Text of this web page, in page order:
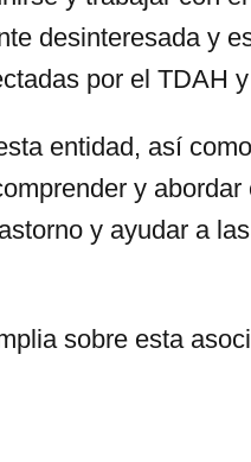
desinteresada y
por el TDAH
entidad, así
y
y ayudar a
sobre esta